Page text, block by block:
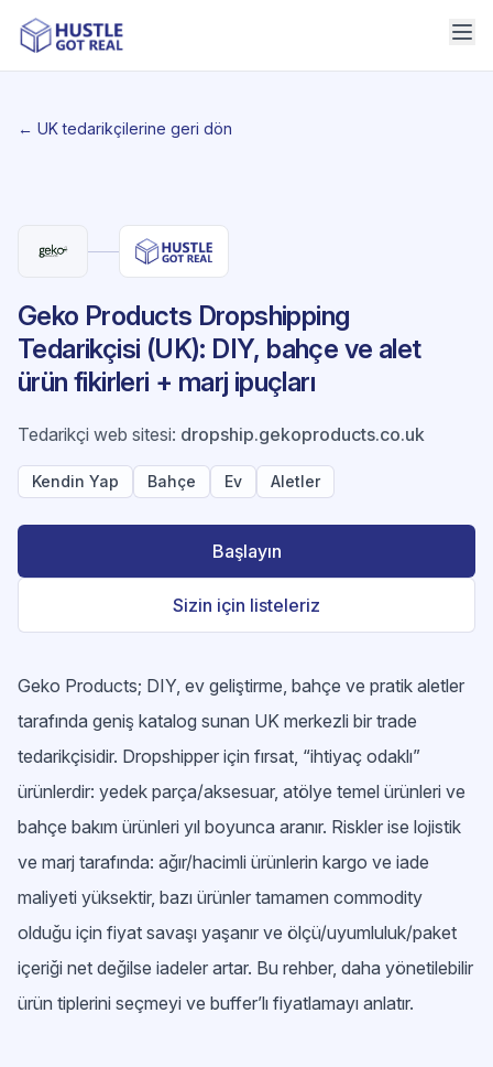
← UK tedarikçilerine geri dön
Geko Products Dropshipping
Tedarikçisi (UK): DIY, bahçe ve alet
ürün fikirleri + marj ipuçları
Tedarikçi web sitesi: dropship.gekoproducts.co.uk
Kendin Yap Bahçe Ev Aletler
Başlayın
Sizin için listeleriz
Geko Products; DIY, ev geliştirme, bahçe ve pratik aletler
tarafında geniş katalog sunan UK merkezli bir trade
tedarikçisidir. Dropshipper için fırsat, “ihtiyaç odaklı”
ürünlerdir: yedek parça/aksesuar, atölye temel ürünleri ve
bahçe bakım ürünleri yıl boyunca aranır. Riskler ise lojistik
ve marj tarafında: ağır/hacimli ürünlerin kargo ve iade
maliyeti yüksektir, bazı ürünler tamamen commodity
olduğu için fiyat savaşı yaşanır ve ölçü/uyumluluk/paket
içeriği net değilse iadeler artar. Bu rehber, daha yönetilebilir
ürün tiplerini seçmeyi ve buffer’lı fiyatlamayı anlatır.